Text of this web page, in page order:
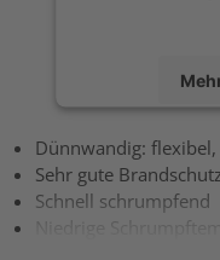
powered by
Dünnwandig:
Sehr gute
Schnell schrumpfend
Niedrige